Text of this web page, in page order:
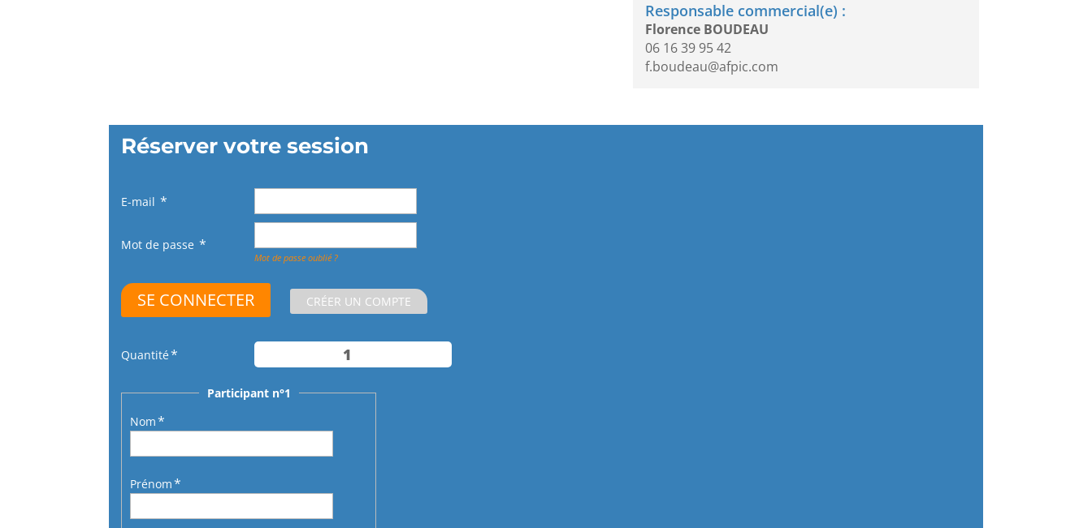
Responsable commercial(e) :
Florence BOUDEAU
06 16 39 95 42
f.boudeau@afpic.com
Réserver votre session
E-mail
Mot de passe
Mot de passe oublié ?
CRÉER UN COMPTE
Quantité
Participant n°1
Nom
Prénom